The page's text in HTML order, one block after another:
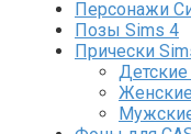
Персонажи
Позы Sims 4
Прически